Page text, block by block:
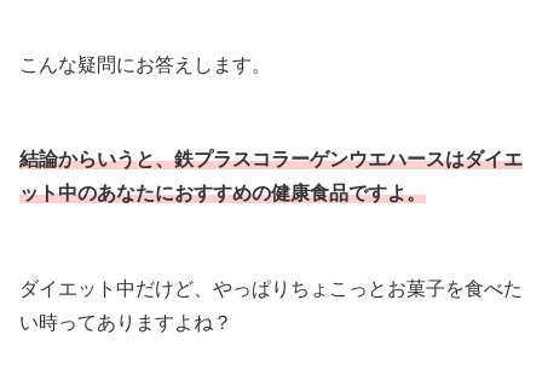
こんな疑問にお答えします。
結論からいうと、鉄プラスコラーゲンウエハースはダイエ
ット中のあなたにおすすめの健康食品ですよ。
ダイエット中だけど、やっぱりちょこっとお菓子を食べた
い時ってありますよね？